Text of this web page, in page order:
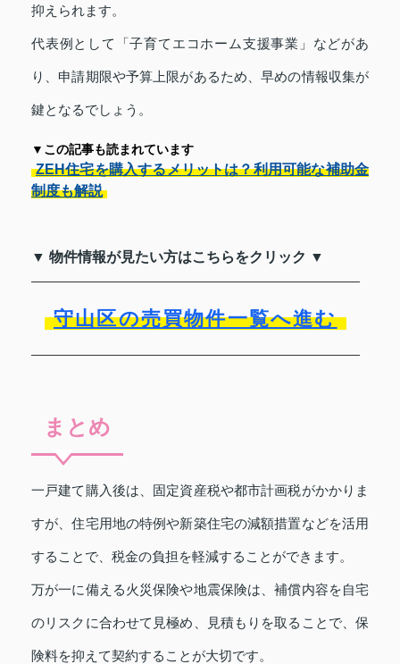
抑えられます。
代表例として「子育てエコホーム支援事業」などがあ
り、申請期限や予算上限があるため、早めの情報収集が
鍵となるでしょう。
▼この記事も読まれています
ZEH住宅を購入するメリットは？利用可能な補助金
制度も解説
▼ 物件情報が見たい方はこちらをクリック ▼
守山区の売買物件一覧へ進む
まとめ
一戸建て購入後は、固定資産税や都市計画税がかかりま
すが、住宅用地の特例や新築住宅の減額措置などを活用
することで、税金の負担を軽減することができます。
万が一に備える火災保険や地震保険は、補償内容を自宅
のリスクに合わせて見極め、見積もりを取ることで、保
険料を抑えて契約することが大切です。